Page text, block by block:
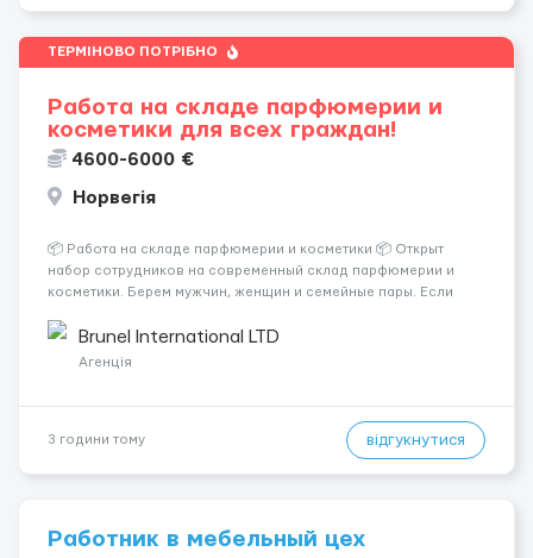
ТЕРМІНОВО ПОТРІБНО
Работа на складе парфюмерии и
косметики для всех граждан!
4600-6000 €
Норвегія
📦 Работа на складе парфюмерии и косметики 📦 Открыт
набор сотрудников на современный склад парфюмерии и
косметики. Берем мужчин, женщин и семейные пары. Если
обучают уже после приезда. Работа не тяжелая. Нужно
собирать заказы, сортиро...
Brunel International LTD
Агенція
3 години тому відгукнутися
Работник в мебельный цех